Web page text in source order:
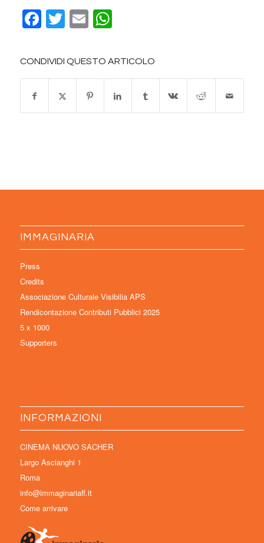
Facebook
Twitter
EmailWhatsApp
CONDIVIDI QUESTO ARTICOLO
IMMAGINARIA
Press
Credits
Associazione Culturale Visibilia APS
Rendicontazione Contributi Pubblici 2025
5 x 1000
Supporters
INFORMAZIONI
CINEMA NUOVO SACHER
Largo Ascianghi 1
Roma
info@immaginariaff.it
Come arrivare